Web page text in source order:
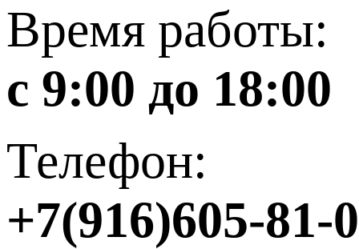
Время работы:
с 9:00 до 18:00
Телефон:
+7(916)605-81-